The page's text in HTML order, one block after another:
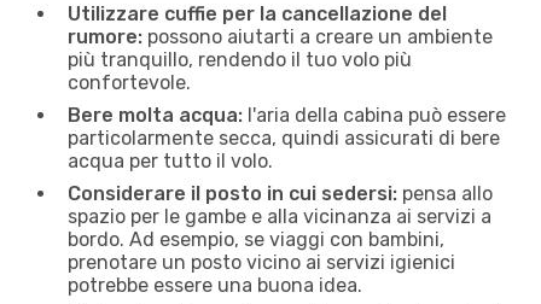
Utilizzare cuffie per la cancellazione del
rumore: possono aiutarti a creare un ambiente
più tranquillo, rendendo il tuo volo più
confortevole.
Bere molta acqua: l'aria della cabina può essere
particolarmente secca, quindi assicurati di bere
acqua per tutto il volo.
Considerare il posto in cui sedersi: pensa allo
spazio per le gambe e alla vicinanza ai servizi a
bordo. Ad esempio, se viaggi con bambini,
prenotare un posto vicino ai servizi igienici
potrebbe essere una buona idea.